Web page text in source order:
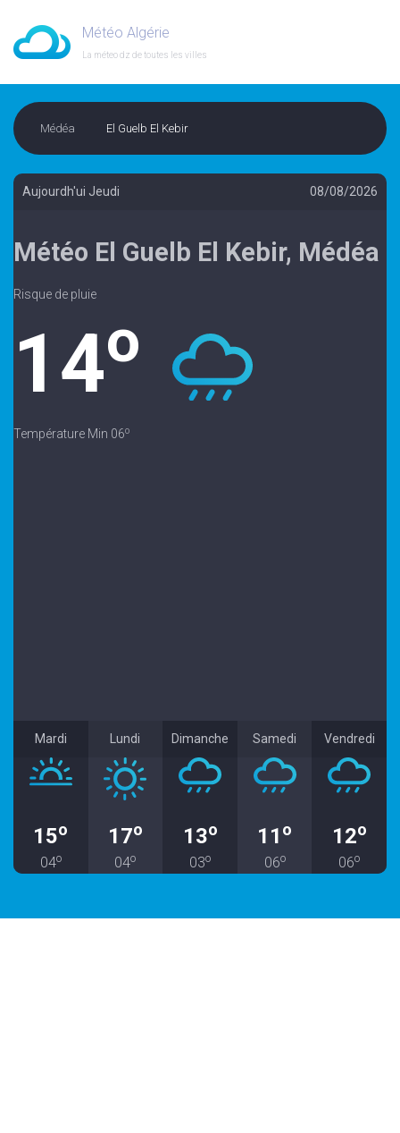
Météo Algérie
La méteo dz de toutes les villes
Médéa El Guelb El Kebir
Aujourdh'ui Jeudi 08/08/2026
Météo El Guelb El Kebir, Médéa
Risque de pluie
14o
Température Min 06o
Vendredi
12o
06o
Samedi
11 o
06o
Dimanche
13o
03o
Lundi
17o
04o
Mardi
15o
04o